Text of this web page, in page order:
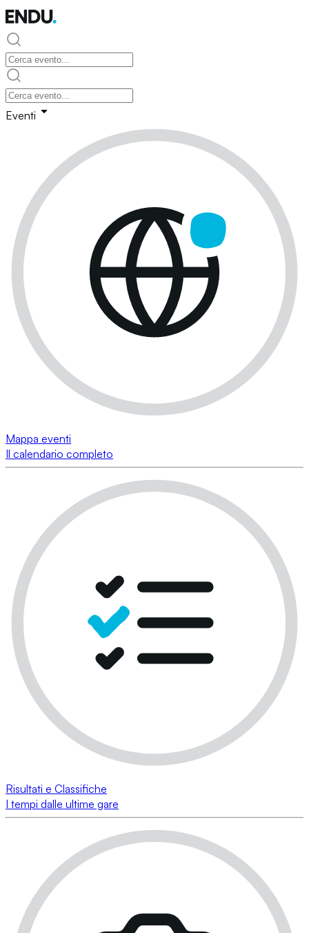
Eventi
Mappa eventi
Il calendario completo
Risultati e Classifiche
I tempi dalle ultime gare